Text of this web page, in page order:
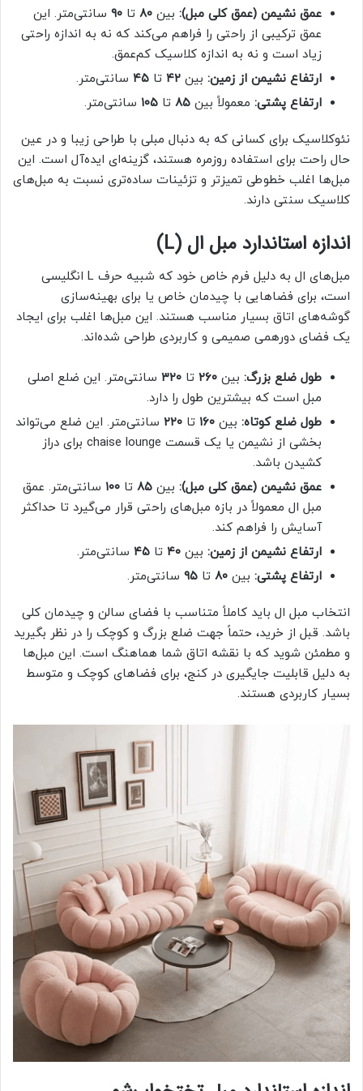
عمق نشیمن (عمق کلی مبل): بین ۸۰ تا ۹۰ سانتی‌متر. این
عمق ترکیبی از راحتی را فراهم می‌کند که نه به اندازه راحتی
زیاد است و نه به اندازه کلاسیک کم‌عمق.
ارتفاع نشیمن از زمین: بین ۴۲ تا ۴۵ سانتی‌متر.
ارتفاع پشتی: معمولاً بین ۸۵ تا ۱۰۵ سانتی‌متر.
نئوکلاسیک برای کسانی که به دنبال مبلی با طراحی زیبا و در عین
حال راحت برای استفاده روزمره هستند، گزینه‌ای ایده‌آل است. این
مبل‌ها اغلب خطوطی تمیزتر و تزئینات ساده‌تری نسبت به مبل‌های
کلاسیک سنتی دارند.
اندازه استاندارد مبل ال (L)
مبل‌های ال به دلیل فرم خاص خود که شبیه حرف L انگلیسی
است، برای فضاهایی با چیدمان خاص یا برای بهینه‌سازی
گوشه‌های اتاق بسیار مناسب هستند. این مبل‌ها اغلب برای ایجاد
یک فضای دورهمی صمیمی و کاربردی طراحی شده‌اند.
طول ضلع بزرگ: بین ۲۶۰ تا ۳۲۰ سانتی‌متر. این ضلع اصلی
مبل است که بیشترین طول را دارد.
طول ضلع کوتاه: بین ۱۶۰ تا ۲۲۰ سانتی‌متر. این ضلع می‌تواند
بخشی از نشیمن یا یک قسمت chaise lounge برای دراز
کشیدن باشد.
عمق نشیمن (عمق کلی مبل): بین ۸۵ تا ۱۰۰ سانتی‌متر. عمق
مبل ال معمولاً در بازه مبل‌های راحتی قرار می‌گیرد تا حداکثر
آسایش را فراهم کند.
ارتفاع نشیمن از زمین: بین ۴۰ تا ۴۵ سانتی‌متر.
ارتفاع پشتی: بین ۸۰ تا ۹۵ سانتی‌متر.
انتخاب مبل ال باید کاملاً متناسب با فضای سالن و چیدمان کلی
باشد. قبل از خرید، حتماً جهت ضلع بزرگ و کوچک را در نظر بگیرید
و مطمئن شوید که با نقشه اتاق شما هماهنگ است. این مبل‌ها
به دلیل قابلیت جایگیری در کنج، برای فضاهای کوچک و متوسط
بسیار کاربردی هستند.